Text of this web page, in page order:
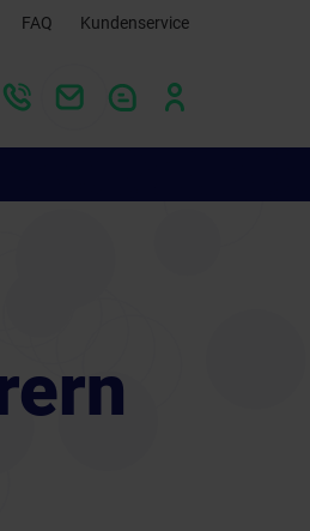
FAQ Kundenservice